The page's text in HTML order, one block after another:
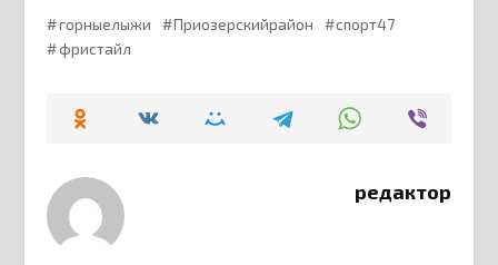
горныелыжи Приозерскийрайон
спорт47
фристайл
редактор